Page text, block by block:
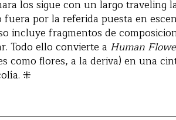
los sigue con un largo traveling
por la referida puesta en
incluye fragmentos de
Todo ello convierte a Human
como flores, a la deriva) en una
⁜